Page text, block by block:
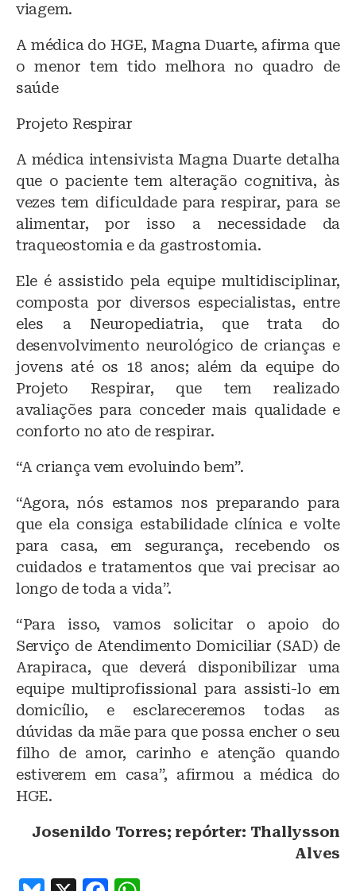
viagem.
A médica do HGE, Magna Duarte, afirma que
o menor tem tido melhora no quadro de
saúde
Projeto Respirar
A médica intensivista Magna Duarte detalha
que o paciente tem alteração cognitiva, às
vezes tem dificuldade para respirar, para se
alimentar, por isso a necessidade da
traqueostomia e da gastrostomia.
Ele é assistido pela equipe multidisciplinar,
composta por diversos especialistas, entre
eles a Neuropediatria, que trata do
desenvolvimento neurológico de crianças e
jovens até os 18 anos; além da equipe do
Projeto Respirar, que tem realizado
avaliações para conceder mais qualidade e
conforto no ato de respirar.
“A criança vem evoluindo bem”.
“Agora, nós estamos nos preparando para
que ela consiga estabilidade clínica e volte
para casa, em segurança, recebendo os
cuidados e tratamentos que vai precisar ao
longo de toda a vida”.
“Para isso, vamos solicitar o apoio do
Serviço de Atendimento Domiciliar (SAD) de
Arapiraca, que deverá disponibilizar uma
equipe multiprofissional para assisti-lo em
domicílio, e esclareceremos todas as
dúvidas da mãe para que possa encher o seu
filho de amor, carinho e atenção quando
estiverem em casa”, afirmou a médica do
HGE.
Josenildo Torres; repórter: Thallysson
Alves